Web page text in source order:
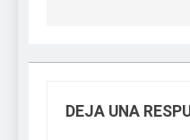
DEJA UNA